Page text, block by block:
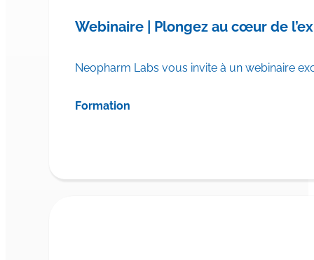
Webinaire | Plongez au cœur de
Neopharm Labs vous invite à un webinaire
Formation